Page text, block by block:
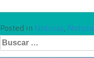
Posted in Noticias,
Buscar: